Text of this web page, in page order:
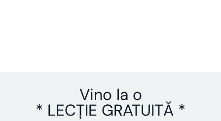
Vino la o
* LECȚIE GRATUITĂ *